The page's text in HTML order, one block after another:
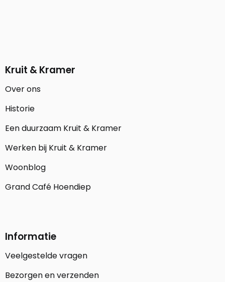
Kruit & Kramer
Over ons
Historie
Een duurzaam Kruit & Kramer
Werken bij Kruit & Kramer
Woonblog
Grand Café Hoendiep
Informatie
Veelgestelde vragen
Bezorgen en verzenden